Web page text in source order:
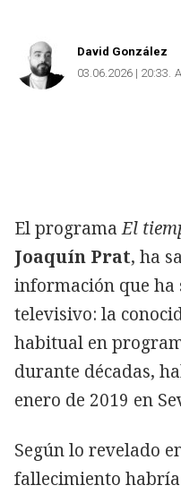
David González
03.06.2026 | 20:33
El programaEl
Joaquín Prat, ha
información que
televisivo: la
habitual en
durante décadas,
enero de 2019 en
Según lo revelado
fallecimiento